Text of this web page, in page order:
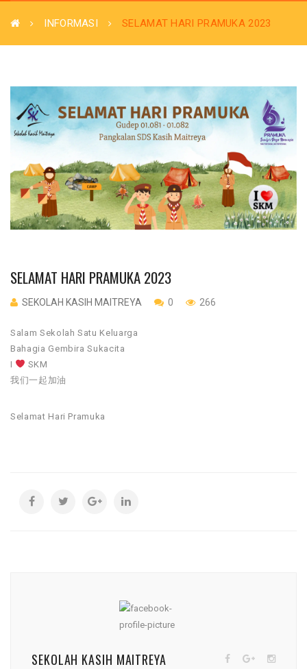
INFORMASI SELAMAT HARI PRAMUKA 2023
SELAMAT HARI PRAMUKA 2023
SEKOLAH KASIH MAITREYA 0 266
Salam Sekolah Satu Keluarga
Bahagia Gembira Sukacita
I
SKM
我们一起加油
Selamat Hari Pramuka
SEKOLAH KASIH MAITREYA